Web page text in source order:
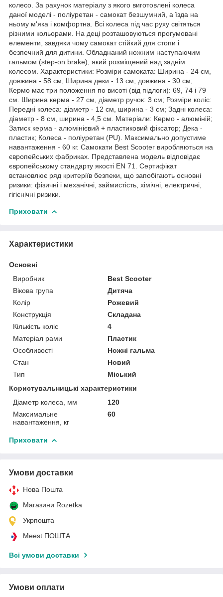
колесо. За рахунок матеріалу з якого виготовлені колеса
даної моделі - поліуретан - самокат безшумний, а їзда на
ньому м'яка і комфортна. Всі колеса під час руху світяться
різними кольорами. На деці розташовуються прогумовані
елементи, завдяки чому самокат стійкий для стопи і
безпечний для дитини. Обладнаний ножним наступаючим
гальмом (step-on brake), який розміщений над заднім
колесом. Характеристики: Розміри самоката: Ширина - 24 см,
довжина - 58 см; Ширина деки - 13 см, довжина - 30 см;
Кермо має три положення по висоті (від підлоги): 69, 74 і 79
см. Ширина керма - 27 см, діаметр ручок: 3 см; Розміри коліс:
Передні колеса: діаметр - 12 см, ширина - 3 см; Задні колеса:
діаметр - 8 см, ширина - 4,5 см. Матеріали: Кермо - алюміній;
Затиск керма - алюмінієвий + пластиковий фіксатор; Дека -
пластик; Колеса - поліуретан (PU). Максимально допустиме
навантаження - 60 кг. Самокати Best Scooter виробляються на
європейських фабриках. Представлена модель відповідає
європейському стандарту якості EN 71. Сертифікат
встановлює ряд критеріїв безпеки, що запобігають основні
ризики: фізичні і механічні, займистість, хімічні, електричні,
гігієнічні ризики.
Приховати
Характеристики
Основні
Виробник
Best Scooter
Вікова група
Дитяча
Колір
Рожевий
Конструкція
Складана
Кількість коліс
4
Матеріал рами
Пластик
Особливості
Ножні гальма
Стан
Новий
Тип
Міський
Користувальницькі характеристики
Діаметр колеса, мм
120
Максимальне
навантаження, кг
60
Приховати
Умови доставки
Нова Пошта
Магазини Rozetka
Укрпошта
Meest ПОШТА
Всі умови доставки
Умови оплати